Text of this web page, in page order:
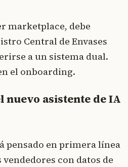
marketplace, debe
Central de Envases
a un sistema dual.
el onboarding.
nuevo asistente de IA
pensado en primera línea
con datos de